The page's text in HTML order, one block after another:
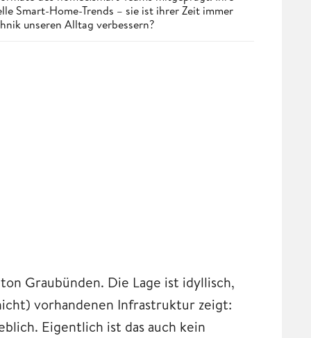
Smart-Home-Trends – sie ist ihrer Zeit immer
unseren Alltag verbessern?
Graubünden. Die Lage ist idyllisch,
vorhandenen Infrastruktur zeigt:
Eigentlich ist das auch kein